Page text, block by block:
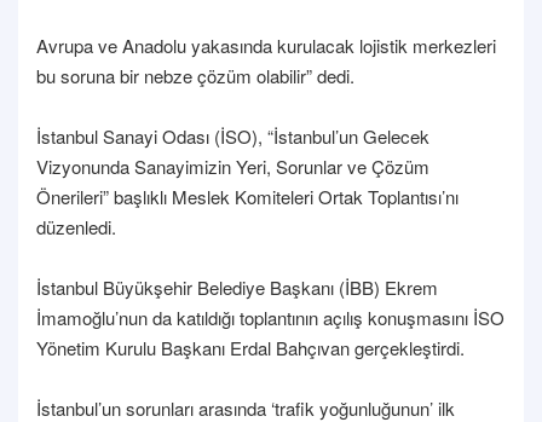
Avrupa ve Anadolu yakasında kurulacak lojistik merkezleri
bu soruna bir nebze çözüm olabilir” dedi.
İstanbul Sanayi Odası (İSO), “İstanbul’un Gelecek
Vizyonunda Sanayimizin Yeri, Sorunlar ve Çözüm
Önerileri” başlıklı Meslek Komiteleri Ortak Toplantısı’nı
düzenledi.
İstanbul Büyükşehir Belediye Başkanı (İBB) Ekrem
İmamoğlu’nun da katıldığı toplantının açılış konuşmasını İSO
Yönetim Kurulu Başkanı Erdal Bahçıvan gerçekleştirdi.
İstanbul’un sorunları arasında ‘trafik yoğunluğunun’ ilk